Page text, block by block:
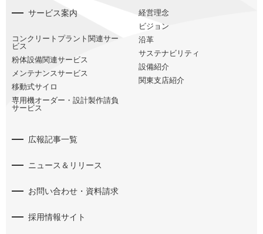
サービス案内
コンクリートプラント関連サー
ビス
粉体設備関連サービス
メンテナンスサービス
移動式サイロ
専用機オーダー・設計製作請負
サービス
経営理念
ビジョン
沿革
サステナビリティ
設備紹介
関東支店紹介
広報記事一覧
ニュース＆リリース
お問い合わせ・資料請求
採用情報サイト